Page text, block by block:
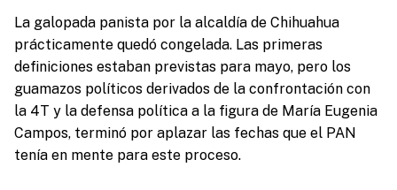
La galopada panista por la alcaldía de Chihuahua
prácticamente quedó congelada. Las primeras
definiciones estaban previstas para mayo, pero los
guamazos políticos derivados de la confrontación con
la 4T y la defensa política a la figura de María Eugenia
Campos, terminó por aplazar las fechas que el PAN
tenía en mente para este proceso.